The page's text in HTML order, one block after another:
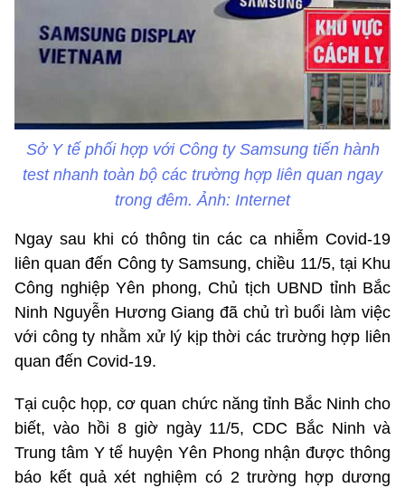
Sở Y tế phối hợp với Công ty Samsung tiến hành
test nhanh toàn bộ các trường hợp liên quan ngay
trong đêm. Ảnh: Internet
Ngay sau khi có thông tin các ca nhiễm Covid-19
liên quan đến Công ty Samsung, chiều 11/5, tại Khu
Công nghiệp Yên phong, Chủ tịch UBND tỉnh Bắc
Ninh Nguyễn Hương Giang đã chủ trì buổi làm việc
với công ty nhằm xử lý kịp thời các trường hợp liên
quan đến Covid-19.
Tại cuộc họp, cơ quan chức năng tỉnh Bắc Ninh cho
biết, vào hồi 8 giờ ngày 11/5, CDC Bắc Ninh và
Trung tâm Y tế huyện Yên Phong nhận được thông
báo kết quả xét nghiệm có 2 trường hợp dương